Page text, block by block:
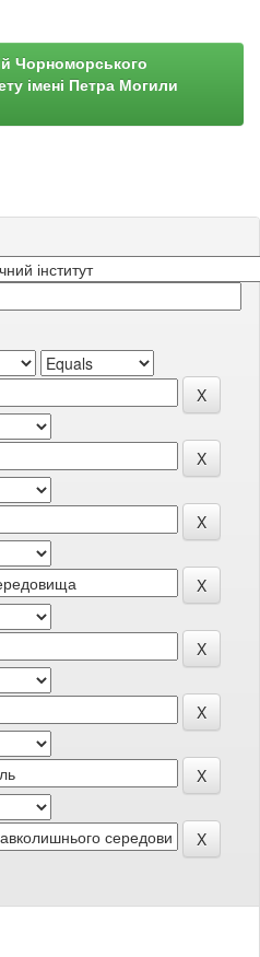
Чорноморського
імені Петра Могили